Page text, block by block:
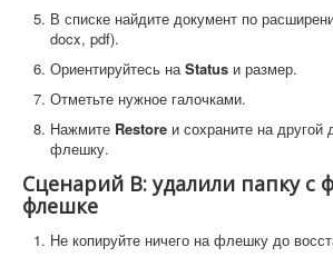
В списке найдите документ по
docx, pdf).
Ориентируйтесь наStatus и размер.
Отметьте нужное галочками.
Нажмите Restore и сохраните на
флешку.
Сценарий B: удалили папку с
флешке
Не копируйте ничего на флешку до